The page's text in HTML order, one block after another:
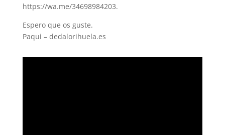
https://wa.me/34698984203.
Espero que os guste.
Paqui – dedalorihuela.es